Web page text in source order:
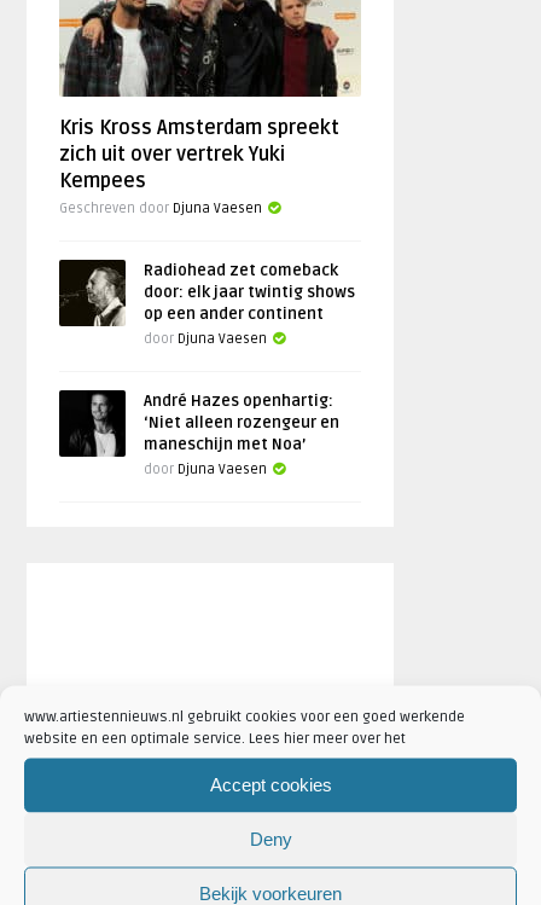
www.artiestennieuws.nl gebruikt cookies voor een goed werkende
website en een optimale service. Lees hier meer over het
Accept cookies
Deny
Bekijk voorkeuren
Kris Kross Amsterdam spreekt
zich uit over vertrek Yuki
Kempees
Geschreven door Djuna Vaesen
Radiohead zet comeback
door: elk jaar twintig shows
op een ander continent
door Djuna Vaesen
André Hazes openhartig:
‘Niet alleen rozengeur en
maneschijn met Noa’
door Djuna Vaesen